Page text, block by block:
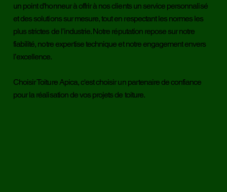
un point d'honneur à offrir à nos clients un service personnalisé
et des solutions sur mesure, tout en respectant les normes les
plus strictes de l’industrie. Notre réputation repose sur notre
fiabilité, notre expertise technique et notre engagement envers
l’excellence.
Choisir Toiture Apica, c'est choisir un partenaire de confiance
pour la réalisation de vos projets de toiture.